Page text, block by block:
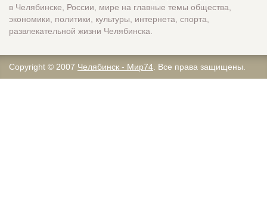
в Челябинске, России, мире на главные темы общества,
экономики, политики, культуры, интернета, спорта,
развлекательной жизни Челябинска.
Copyright © 2007 Челябинск - Мир74 . Все права защищены.